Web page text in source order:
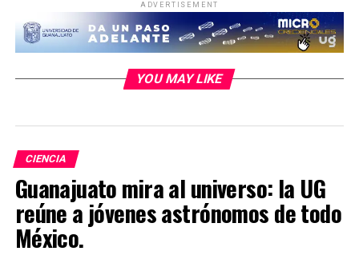
ADVERTISEMENT
YOU MAY LIKE
CIENCIA
Guanajuato mira al universo: la UG
reúne a jóvenes astrónomos de todo
México.